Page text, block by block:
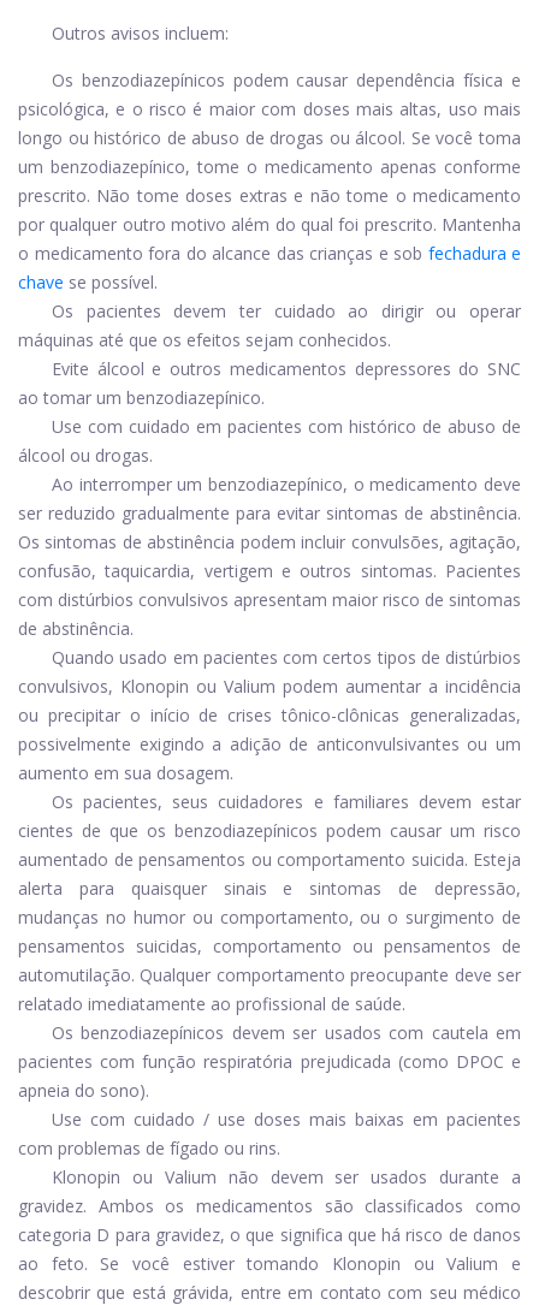
Outros avisos incluem:
Os benzodiazepínicos podem causar dependência física e
psicológica, e o risco é maior com doses mais altas, uso mais
longo ou histórico de abuso de drogas ou álcool. Se você toma
um benzodiazepínico, tome o medicamento apenas conforme
prescrito. Não tome doses extras e não tome o medicamento
por qualquer outro motivo além do qual foi prescrito. Mantenha
o medicamento fora do alcance das crianças e sob fechadura e
chave se possível.
Os pacientes devem ter cuidado ao dirigir ou operar
máquinas até que os efeitos sejam conhecidos.
Evite álcool e outros medicamentos depressores do SNC
ao tomar um benzodiazepínico.
Use com cuidado em pacientes com histórico de abuso de
álcool ou drogas.
Ao interromper um benzodiazepínico, o medicamento deve
ser reduzido gradualmente para evitar sintomas de abstinência.
Os sintomas de abstinência podem incluir convulsões, agitação,
confusão, taquicardia, vertigem e outros sintomas. Pacientes
com distúrbios convulsivos apresentam maior risco de sintomas
de abstinência.
Quando usado em pacientes com certos tipos de distúrbios
convulsivos, Klonopin ou Valium podem aumentar a incidência
ou precipitar o início de crises tônico-clônicas generalizadas,
possivelmente exigindo a adição de anticonvulsivantes ou um
aumento em sua dosagem.
Os pacientes, seus cuidadores e familiares devem estar
cientes de que os benzodiazepínicos podem causar um risco
aumentado de pensamentos ou comportamento suicida. Esteja
alerta para quaisquer sinais e sintomas de depressão,
mudanças no humor ou comportamento, ou o surgimento de
pensamentos suicidas, comportamento ou pensamentos de
automutilação. Qualquer comportamento preocupante deve ser
relatado imediatamente ao profissional de saúde.
Os benzodiazepínicos devem ser usados ​​com cautela em
pacientes com função respiratória prejudicada (como DPOC e
apneia do sono).
Use com cuidado / use doses mais baixas em pacientes
com problemas de fígado ou rins.
Klonopin ou Valium não devem ser usados ​​durante a
gravidez. Ambos os medicamentos são classificados como
categoria D para gravidez, o que significa que há risco de danos
ao feto. Se você estiver tomando Klonopin ou Valium e
descobrir que está grávida, entre em contato com seu médico